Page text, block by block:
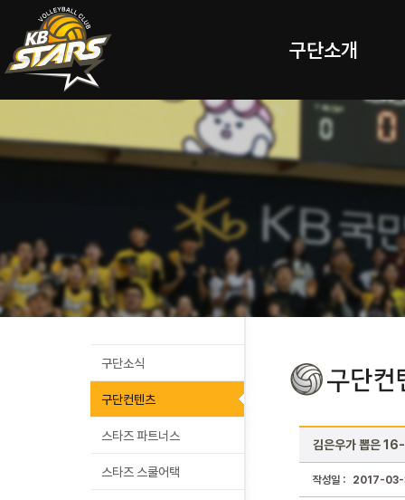
구단소개
구단소식
구단컨텐츠
스타즈 파트너스
스타즈 스쿨어택
김은우가 뽑은
작성일 : 2017-